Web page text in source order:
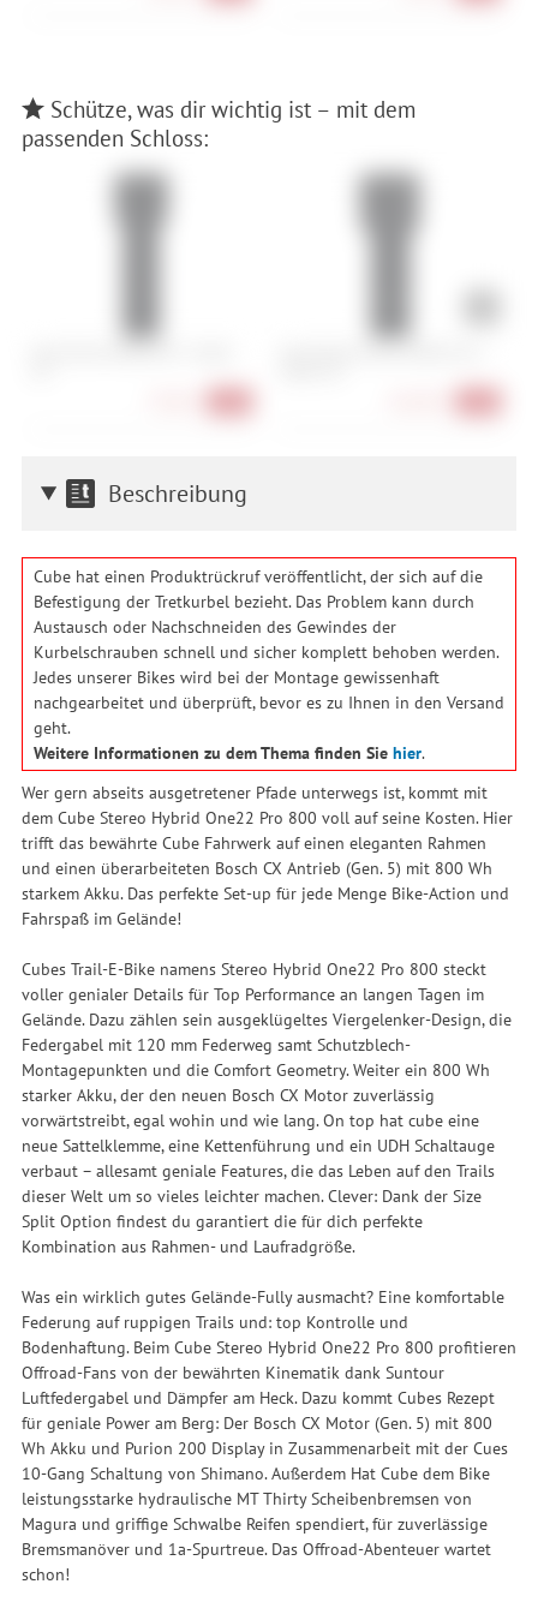
Schütze, was dir wichtig ist – mit dem
passenden Schloss:
Beschreibung
Cube hat einen Produktrückruf veröffentlicht, der sich auf die
Befestigung der Tretkurbel bezieht. Das Problem kann durch
Austausch oder Nachschneiden des Gewindes der
Kurbelschrauben schnell und sicher komplett behoben werden.
Jedes unserer Bikes wird bei der Montage gewissenhaft
nachgearbeitet und überprüft, bevor es zu Ihnen in den Versand
geht.
Weitere Informationen zu dem Thema finden Sie hier.
Wer gern abseits ausgetretener Pfade unterwegs ist, kommt mit
dem Cube Stereo Hybrid One22 Pro 800 voll auf seine Kosten. Hier
trifft das bewährte Cube Fahrwerk auf einen eleganten Rahmen
und einen überarbeiteten Bosch CX Antrieb (Gen. 5) mit 800 Wh
starkem Akku. Das perfekte Set-up für jede Menge Bike-Action und
Fahrspaß im Gelände!
Cubes Trail-E-Bike namens Stereo Hybrid One22 Pro 800 steckt
voller genialer Details für Top Performance an langen Tagen im
Gelände. Dazu zählen sein ausgeklügeltes Viergelenker-Design, die
Federgabel mit 120 mm Federweg samt Schutzblech-
Montagepunkten und die Comfort Geometry. Weiter ein 800 Wh
starker Akku, der den neuen Bosch CX Motor zuverlässig
vorwärtstreibt, egal wohin und wie lang. On top hat cube eine
neue Sattelklemme, eine Kettenführung und ein UDH Schaltauge
verbaut – allesamt geniale Features, die das Leben auf den Trails
dieser Welt um so vieles leichter machen. Clever: Dank der Size
Split Option findest du garantiert die für dich perfekte
Kombination aus Rahmen- und Laufradgröße.
Was ein wirklich gutes Gelände-Fully ausmacht? Eine komfortable
Federung auf ruppigen Trails und: top Kontrolle und
Bodenhaftung. Beim Cube Stereo Hybrid One22 Pro 800 profitieren
Offroad-Fans von der bewährten Kinematik dank Suntour
Luftfedergabel und Dämpfer am Heck. Dazu kommt Cubes Rezept
für geniale Power am Berg: Der Bosch CX Motor (Gen. 5) mit 800
Wh Akku und Purion 200 Display in Zusammenarbeit mit der Cues
10-Gang Schaltung von Shimano. Außerdem Hat Cube dem Bike
leistungsstarke hydraulische MT Thirty Scheibenbremsen von
Magura und griffige Schwalbe Reifen spendiert, für zuverlässige
Bremsmanöver und 1a-Spurtreue. Das Offroad-Abenteuer wartet
schon!